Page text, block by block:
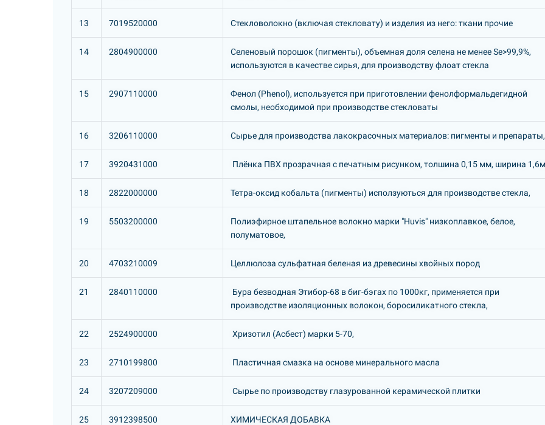
13 7019520000 Стекловолокно (включая стекловату) и изделия из него: ткани прочие
14 2804900000
Селеновый порошок (пигменты), объемная доля селена не менее Se>99,9%,
используются в качестве сирья, для производству флоат стекла
15 2907110000
Фенол (Phenol), используется при приготовлении фенолформальдегидной
смолы, необходимой при производстве стекловаты
16 3206110000 Сырье для производства лакокрасочных материалов: пигменты и
17 3920431000 Плёнка ПВХ прозрачная с печатным рисунком, толшина 0,15 мм, ширина
18 2822000000 Тетра-оксид кобальта (пигменты) исползуються для производстве стекла,
19 5503200000
Полиэфирное штапельное волокно марки "Huvis" низкоплавкое, белое,
полуматовое,
20 4703210009 Целлюлоза сульфатная беленая из древесины хвойных пород
21 2840110000
Бура безводная Этибор-68 в биг-бэгах по 1000кг, применяется при
производстве изоляционных волокон, боросиликатного стекла,
22 2524900000 Хризотил (Асбест) марки 5-70,
23 2710199800 Пластичная смазка на основе минерального масла
24 3207209000 Сырье по производству глазурованной керамической плитки
25 3912398500 ХИМИЧЕСКАЯ ДОБАВКА